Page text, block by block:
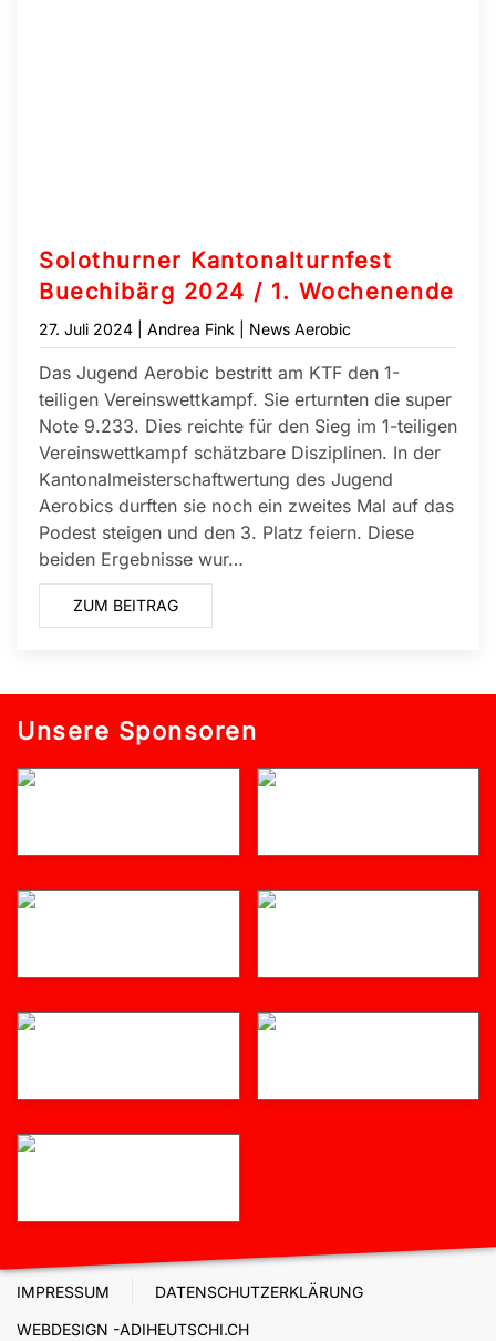
Solothurner Kantonalturnfest
Buechibärg 2024 / 1. Wochenende
27. Juli 2024 | Andrea Fink | News Aerobic
Das Jugend Aerobic bestritt am KTF den 1-
teiligen Vereinswettkampf. Sie erturnten die super
Note 9.233. Dies reichte für den Sieg im 1-teiligen
Vereinswettkampf schätzbare Disziplinen. In der
Kantonalmeisterschaftwertung des Jugend
Aerobics durften sie noch ein zweites Mal auf das
Podest steigen und den 3. Platz feiern. Diese
beiden Ergebnisse wur…
ZUM BEITRAG
Unsere Sponsoren
IMPRESSUM
DATENSCHUTZERKLÄRUNG
WEBDESIGN -ADIHEUTSCHI.CH